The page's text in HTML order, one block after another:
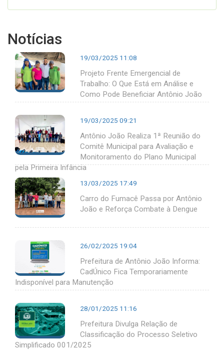
Notícias
19/03/2025 11:08
Projeto Frente Emergencial de
Trabalho: O Que Está em Análise e
Como Pode Beneficiar Antônio João
19/03/2025 09:21
Antônio João Realiza 1ª Reunião do
Comitê Municipal para Avaliação e
Monitoramento do Plano Municipal
pela Primeira Infância
13/03/2025 17:49
Carro do Fumacê Passa por Antônio
João e Reforça Combate à Dengue
26/02/2025 19:04
Prefeitura de Antônio João Informa:
CadÚnico Fica Temporariamente
Indisponível para Manutenção
28/01/2025 11:16
Prefeitura Divulga Relação de
Classificação do Processo Seletivo
Simplificado 001/2025